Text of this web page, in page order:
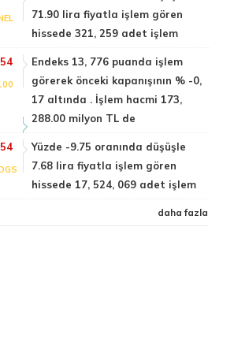
71.90 lira fiyatla işlem gören
hissede 321, 259 adet işlem
Endeks 13, 776 puanda işlem
görerek önceki kapanışının % -0,
17 altında . İşlem hacmi 173,
288.00 milyon TL de
Yüzde -9.75 oranında düşüşle
7.68 lira fiyatla işlem gören
hissede 17, 524, 069 adet işlem
daha fazla